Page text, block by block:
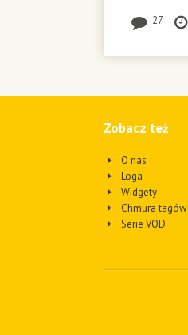
27
Zobacz też
O nas
Loga
Widgety
Chmura tagów
Serie VOD